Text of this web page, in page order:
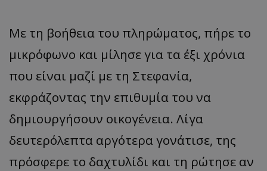
Με τη βοήθεια του πληρώματος, πήρε το
μικρόφωνο και μίλησε για τα έξι χρόνια
που είναι μαζί με τη Στεφανία,
εκφράζοντας την επιθυμία του να
δημιουργήσουν οικογένεια. Λίγα
δευτερόλεπτα αργότερα γονάτισε, της
πρόσφερε το δαχτυλίδι και τη ρώτησε αν